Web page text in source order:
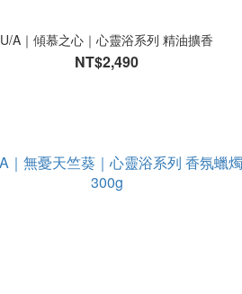
U/A｜傾慕之心｜心靈浴系列 精油擴香
NT$2,490